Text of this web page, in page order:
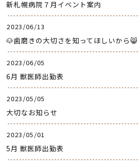
新札幌病院７月イベント案内
2023/06/13
🐶歯磨きの大切さを知ってほしいから😸
2023/06/05
6月 獣医師出勤表
2023/05/05
大切なお知らせ
2023/05/01
5月 獣医師出勤表